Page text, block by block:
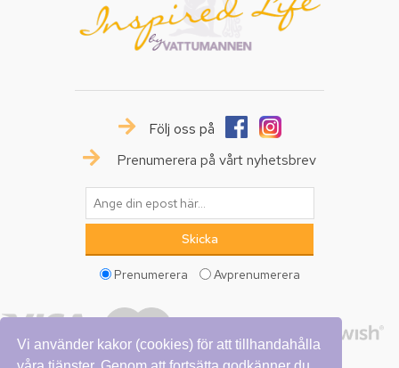
Vi använder kakor (cookies) för att tillhandahålla
Följ oss på
Prenumerera på vårt nyhetsbrev
Prenumerera Avprenumerera